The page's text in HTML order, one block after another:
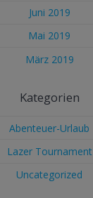
Juni 2019
Mai 2019
März 2019
Kategorien
Abenteuer-Urlaub
Lazer Tournament
Uncategorized